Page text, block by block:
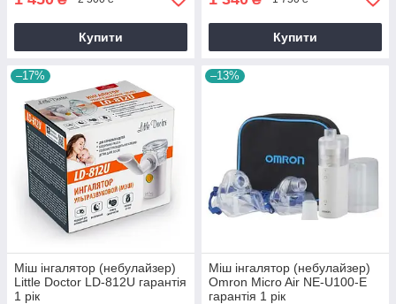
Купити Купити
–17%
Міш інгалятор (небулайзер)
Little Doctor LD-812U гарантія
1 рік
–13%
Міш інгалятор (небулайзер)
Omron Micro Air NE-U100-E
гарантія 1 рік